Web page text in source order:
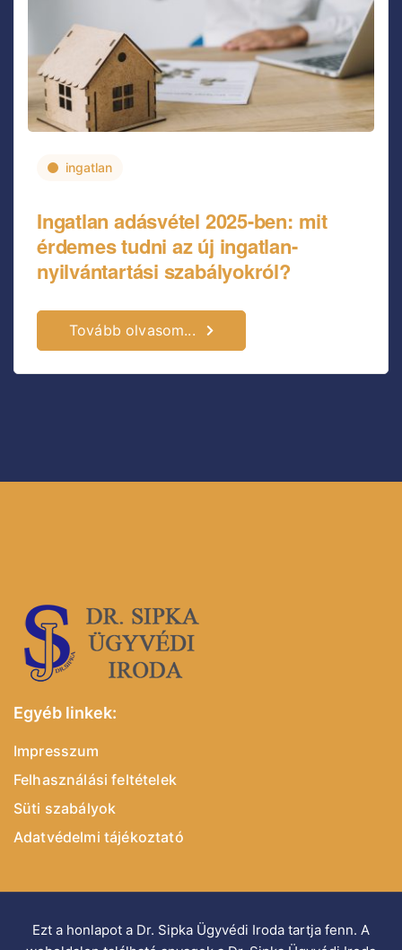
ingatlan
Ingatlan adásvétel 2025-ben: mit
érdemes tudni az új ingatlan-
nyilvántartási szabályokról?
Tovább olvasom...
Egyéb linkek:
Impresszum
Felhasználási feltételek
Süti szabályok
Adatvédelmi tájékoztató
Ezt a honlapot a Dr. Sipka Ügyvédi Iroda tartja fenn. A